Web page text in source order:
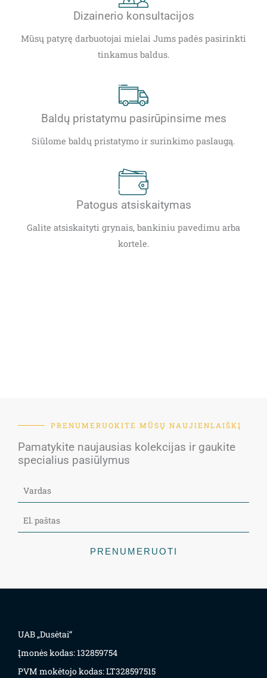
Dizainerio konsultacijos
Mūsų patyrę darbuotojai mielai Jums padės pasirinkti
tinkamus baldus.
Baldų pristatymu pasirūpinsime mes
Siūlome baldų pristatymo ir surinkimo paslaugą.
Patogus atsiskaitymas
Galite atsiskaityti grynais, bankiniu pavedimu arba
kortele.
PRENUMERUOKITE MŪSŲ NAUJIENLAIŠKĮ
Pamatykite naujausias kolekcijas ir gaukite
specialius pasiūlymus
PRENUMERUOTI
UAB „Dusėtai“
Įmonės kodas: 132859754
PVM mokėtojo kodas: LT328597515